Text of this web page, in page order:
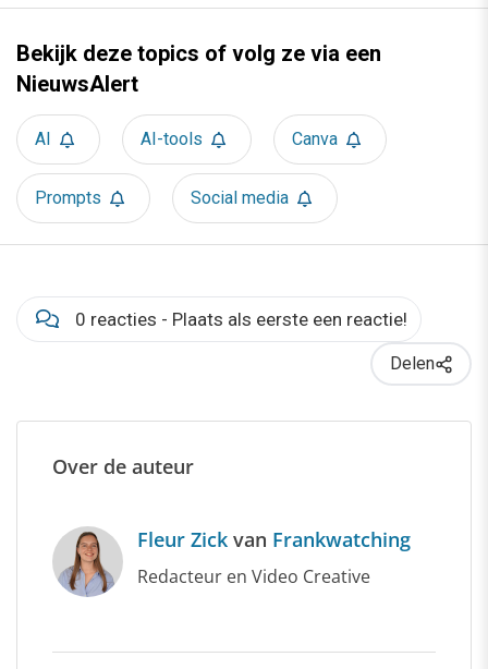
Bekijk deze topics of volg ze via een
NieuwsAlert
AI AI-tools Canva
Prompts Social media
0 reacties - Plaats als eerste een reactie!
Delen
Over de auteur
Fleur Zick van Frankwatching
Redacteur en Video Creative